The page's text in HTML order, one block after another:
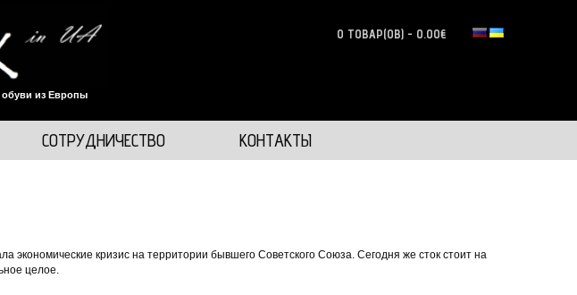
из Европы
0 ТОВАР(ОВ) - 0.00€
СОТРУДНИЧЕСТВО КОНТАКТЫ
экономические кризис на территории бывшего Советского Союза. Сегодня же сток стоит на
целое.